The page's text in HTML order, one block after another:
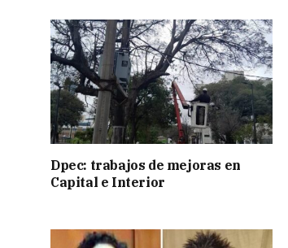
Dpec: trabajos de mejoras en
Capital e Interior